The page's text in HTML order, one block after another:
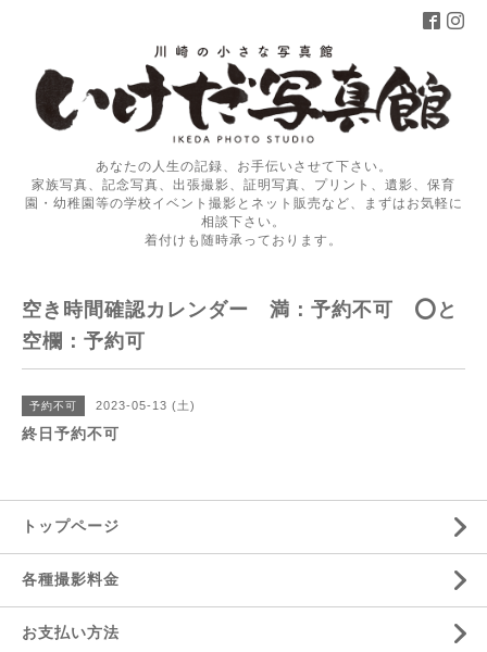
あなたの人生の記録、お手伝いさせて下さい。
家族写真、記念写真、出張撮影、証明写真、プリント、遺影、保育
園・幼稚園等の学校イベント撮影とネット販売など、まずはお気軽に
相談下さい。
着付けも随時承っております。
空き時間確認カレンダー 満：予約不可 ⭕️と
空欄：予約可
予約不可 2023-05-13 (土)
終日予約不可
トップページ
各種撮影料金
お支払い方法